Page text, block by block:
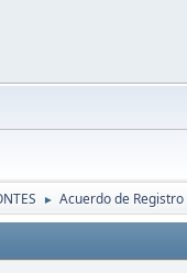
► Acuerdo de